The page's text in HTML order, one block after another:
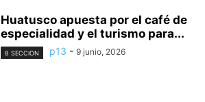
Huatusco apuesta por el café de
especialidad y el turismo para...
8 SECCION p13 - 9 junio, 2026